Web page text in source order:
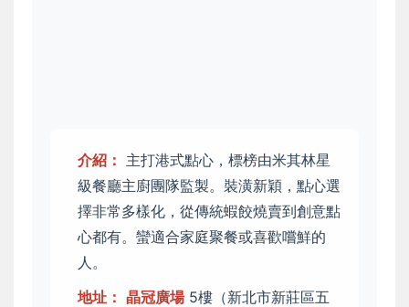
介紹： 主打港式點心，標榜由米其林星
級餐廳主廚團隊監製。裝潢新穎，點心選
擇非常多樣化，從傳統蝦餃燒賣到創意點
心都有。蠻適合家庭聚餐或喜歡嚐鮮的
人。
地址： 晶冠廣場5樓（新北市新莊區五